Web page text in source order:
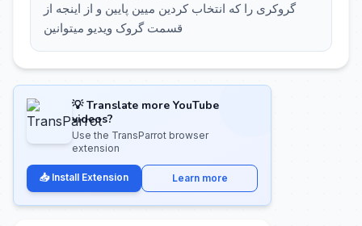
گروکری را که انتخاب کردین میین پایین و از اینجه از
قسمت گروک ویدیو میتوانین
💡 Translate more YouTube
videos?
Use the TransParrot browser
extension
📥 Install Extension Learn more